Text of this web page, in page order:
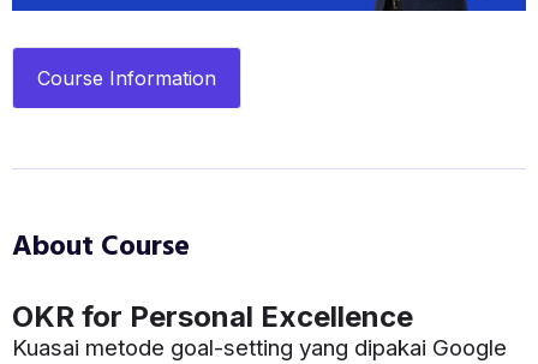
Course Information
About Course
OKR for Personal Excellence
Kuasai metode goal-setting yang dipakai Google